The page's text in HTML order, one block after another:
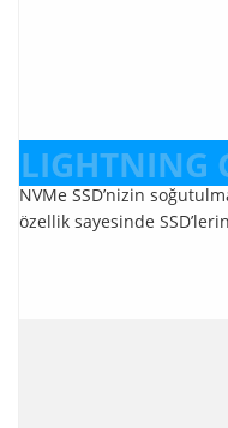
LIGHTNING
NVMe SSD’nizin
özellik sayesinde